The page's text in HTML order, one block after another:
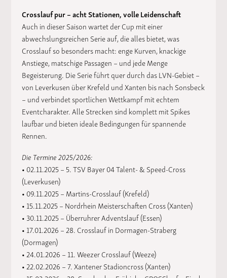
Crosslauf pur – acht Stationen, volle Leidenschaft
Auch in dieser Saison wartet der Cup mit einer
abwechslungsreichen Serie auf, die alles bietet, was
Crosslauf so besonders macht: enge Kurven, knackige
Anstiege, matschige Passagen – und jede Menge
Begeisterung. Die Serie führt quer durch das LVN-Gebiet –
von Leverkusen über Krefeld und Xanten bis nach Sonsbeck
– und verbindet sportlichen Wettkampf mit echtem
Eventcharakter. Alle Strecken sind komplett mit Spikes
laufbar und bieten ideale Bedingungen für spannende
Rennen.
Die Termine 2025/2026:
• 02.11.2025 – 5. TSV Bayer 04 Talent- & Speed-Cross
(Leverkusen)
• 09.11.2025 – Martins-Crosslauf (Krefeld)
• 15.11.2025 – Nordrhein Meisterschaften Cross (Xanten)
• 30.11.2025 – Überruhrer Adventslauf (Essen)
• 17.01.2026 – 28. Crosslauf in Dormagen-Straberg
(Dormagen)
• 24.01.2026 – 11. Weezer Crosslauf (Weeze)
• 22.02.2026 – 7. Xantener Stadioncross (Xanten)